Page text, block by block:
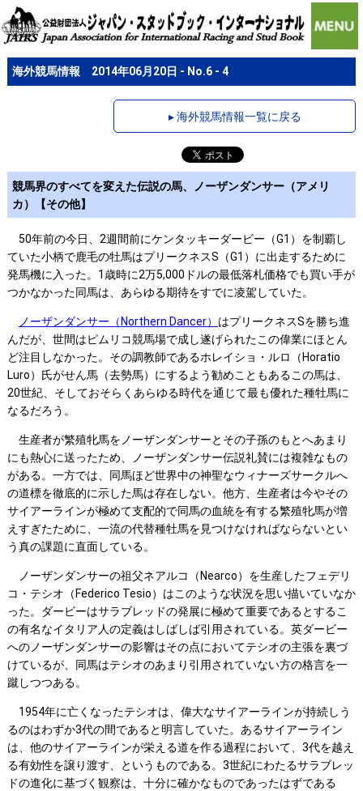
海外競馬情報 2014年06月20日 - No.6 - 4
▸ 海外競馬情報一覧に戻る
競馬界のすべてを変えた伝説の馬、ノーザンダンサー（アメリ
カ）【その他】
50年前の今日、2週間前にケンタッキーダービー（G1）を制覇し
ていた小柄で鹿毛の牡馬はプリークネスS（G1）に出走するために
発馬機に入った。1歳時に2万5,000ドルの最低落札価格でも買い手が
つかなかった同馬は、あらゆる期待をすでに凌駕していた。
ノーザンダンサー（Northern Dancer） はプリークネスSを勝ち進
んだが、世間はピムリコ競馬場で成し遂げられたこの偉業にほとん
ど注目しなかった。その調教師であるホレイショ・ルロ（Horatio
Luro）氏がせん馬（去勢馬）にするよう勧めこともあるこの馬は、
20世紀、そしておそらくあらゆる時代を通じて最も優れた種牡馬に
なるだろう。
生産者が繁殖牝馬をノーザンダンサーとその子孫のもとへあまり
にも熱心に送ったため、ノーザンダンサー伝説礼賛には複雑なもの
がある。一方では、同馬ほど世界中の神聖なウィナーズサークルへ
の道標を徹底的に示した馬は存在しない。他方、生産者は今やその
サイアーラインが極めて支配的で同馬の血統を有する繁殖牝馬が増
えすぎたために、一流の代替種牡馬を見つけなければならないとい
う真の課題に直面している。
ノーザンダンサーの祖父ネアルコ（Nearco）を生産したフェデリ
コ・テシオ（Federico Tesio）はこのような状況を思い描いていなか
った。ダービーはサラブレッドの発展に極めて重要であるとするこ
の有名なイタリア人の定義はしばしば引用されている。英ダービー
へのノーザンダンサーの影響はその点においてテシオの主張を裏づ
けているが、同馬はテシオのあまり引用されていない方の格言を一
蹴しつつある。
1954年に亡くなったテシオは、偉大なサイアーラインが持続しう
るのはわずか3代の間であると明言していた。あるサイアーライン
は、他のサイアーラインが栄える道を作る過程において、3代を越え
る有効性を譲り渡す、というものである。3世紀にわたるサラブレッ
ドの進化に基づく観察は、十分に確かなものであったはずである